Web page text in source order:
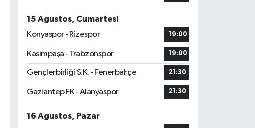
15 Ağustos, Cumartesi
Konyaspor - Rizespor
19:00
Kasımpaşa - Trabzonspor 19:00
Gençlerbirliği S.K. - Fenerbahçe 21:30
Gaziantep FK - Alanyaspor 21:30
16 Ağustos, Pazar